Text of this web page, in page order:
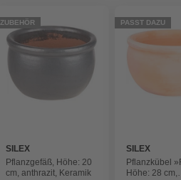
ZUBEHÖR
SILEX
Pflanzgefäß, Höhe: 20
cm, anthrazit, Keramik
PASST DAZU
SILEX
Pflanzkübel
Höhe: 28 cm,